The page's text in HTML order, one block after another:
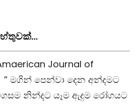
Journal of
” මගින් පෙන්වා දෙන අන්දමට
නින්දට යෑම ඇදුම රෝගයට